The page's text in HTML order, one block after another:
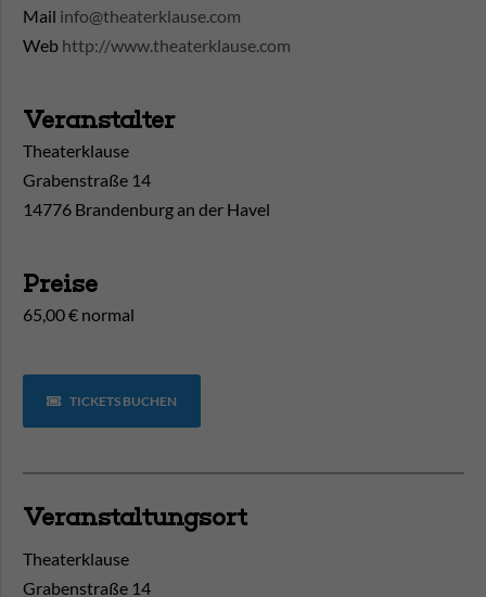
Mail info@theaterklause.com
Web http://www.theaterklause.com
Veranstalter
Theaterklause
Grabenstraße 14
14776 Brandenburg an der Havel
Preise
65,00 € normal
TICKETS BUCHEN
Veranstaltungsort
Theaterklause
Grabenstraße 14